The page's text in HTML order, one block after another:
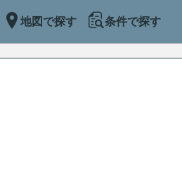
地図で探す 条件で探す